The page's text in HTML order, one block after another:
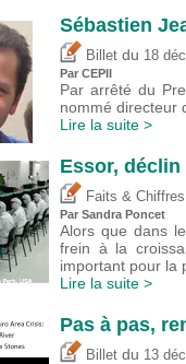
Sébastien
Billet du 18
Par CEPII
Par arrêté du
nommé directeur
Lire la suite >
Essor,
Faits & Chiffres
Par Sandra Poncet
Alors que dans
frein à la
important pour la
Lire la suite >
Pas à pas,
Billet du 13